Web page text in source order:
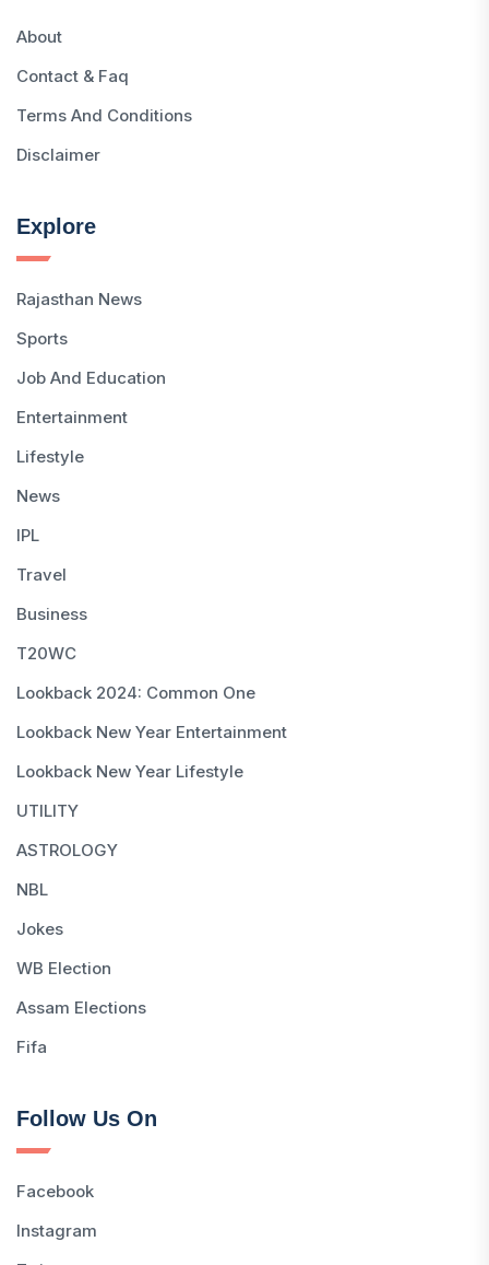
About
Contact & Faq
Terms And Conditions
Disclaimer
Explore
Rajasthan News
Sports
Job And Education
Entertainment
Lifestyle
News
IPL
Travel
Business
T20WC
Lookback 2024: Common One
Lookback New Year Entertainment
Lookback New Year Lifestyle
UTILITY
ASTROLOGY
NBL
Jokes
WB Election
Assam Elections
Fifa
Follow Us On
Facebook
Instagram